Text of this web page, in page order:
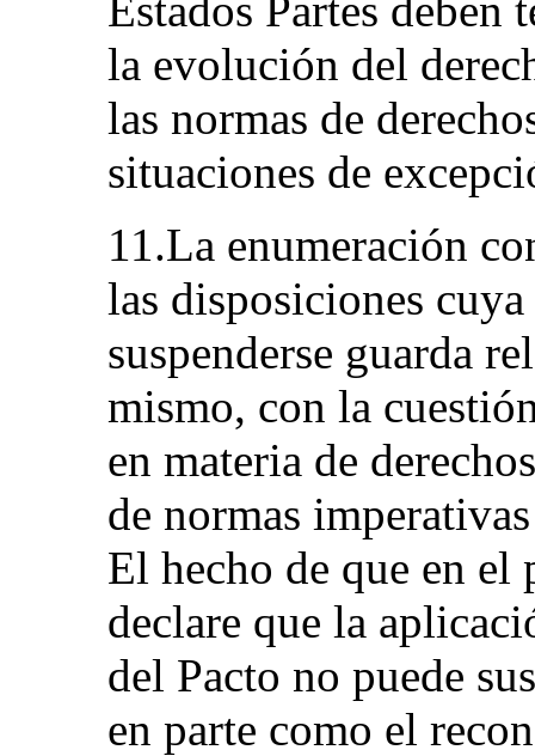
la evolución del
las normas de
situaciones de
11.La enumeración
las disposiciones
suspenderse guarda
mismo, con la
en materia de
de normas
El hecho de que en
declare que la
del Pacto no puede
en parte como el